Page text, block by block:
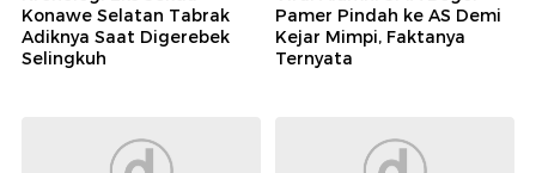
Konawe Selatan Tabrak
Adiknya Saat Digerebek
Selingkuh
Pamer Pindah ke AS Demi
Kejar Mimpi, Faktanya
Ternyata